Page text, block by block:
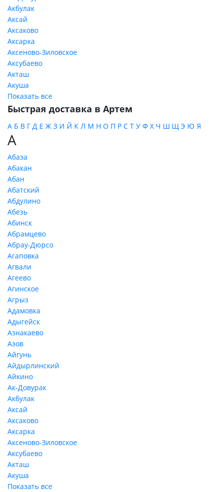
Акбулак
Аксай
Аксаково
Аксарка
Аксеново-Зиловское
Аксубаево
Акташ
Акуша
Показать все
Быстрая доставка в Артем
А Б В Г Д Е Ж З И Й К Л М Н О П Р С Т У Ф Х Ч Ш Щ Э Ю Я
А
Абаза
Абакан
Абан
Абатский
Абдулино
Абезь
Абинск
Абрамцево
Абрау-Дюрсо
Агаповка
Агвали
Агеево
Агинское
Агрыз
Адамовка
Адыгейск
Азнакаево
Азов
Айгунь
Айдырлинский
Айкино
Ак-Довурак
Акбулак
Аксай
Аксаково
Аксарка
Аксеново-Зиловское
Аксубаево
Акташ
Акуша
Показать все